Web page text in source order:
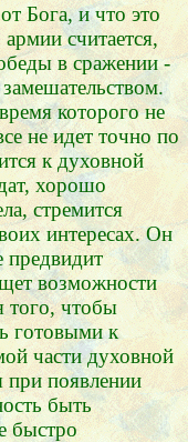
Бога, и что это
считается,
в сражении -
которого не
не идет точно по
к духовной
хорошо
стремится
интересах. Он
предвидит
возможности
того, чтобы
готовыми к
части духовной
появлении
быть
быстро